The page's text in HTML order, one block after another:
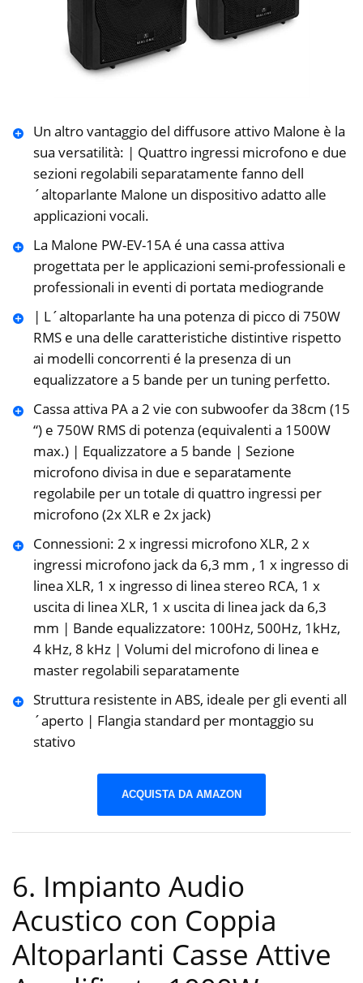
Un altro vantaggio del diffusore attivo Malone è la
sua versatilità: | Quattro ingressi microfono e due
sezioni regolabili separatamente fanno dell
´altoparlante Malone un dispositivo adatto alle
applicazioni vocali.
La Malone PW-EV-15A é una cassa attiva
progettata per le applicazioni semi-professionali e
professionali in eventi di portata mediogrande
| L´altoparlante ha una potenza di picco di 750W
RMS e una delle caratteristiche distintive rispetto
ai modelli concorrenti é la presenza di un
equalizzatore a 5 bande per un tuning perfetto.
Cassa attiva PA a 2 vie con subwoofer da 38cm (15
“) e 750W RMS di potenza (equivalenti a 1500W
max.) | Equalizzatore a 5 bande | Sezione
microfono divisa in due e separatamente
regolabile per un totale di quattro ingressi per
microfono (2x XLR e 2x jack)
Connessioni: 2 x ingressi microfono XLR, 2 x
ingressi microfono jack da 6,3 mm , 1 x ingresso di
linea XLR, 1 x ingresso di linea stereo RCA, 1 x
uscita di linea XLR, 1 x uscita di linea jack da 6,3
mm | Bande equalizzatore: 100Hz, 500Hz, 1kHz,
4 kHz, 8 kHz | Volumi del microfono di linea e
master regolabili separatamente
Struttura resistente in ABS, ideale per gli eventi all
´aperto | Flangia standard per montaggio su
stativo
ACQUISTA DA AMAZON
6. Impianto Audio
Acustico con Coppia
Altoparlanti Casse Attive